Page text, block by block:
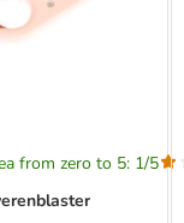
from zero to 5: 1/5